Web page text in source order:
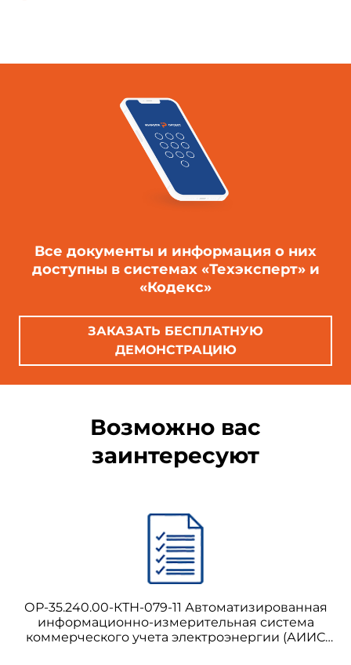
Все документы и информация о них
доступны в системах «Техэксперт» и
«Кодекс»
ЗАКАЗАТЬ БЕСПЛАТНУЮ
ДЕМОНСТРАЦИЮ
Возможно вас
заинтересуют
ОР-35.240.00-КТН-079-11 Автоматизированная
информационно-измерительная система
коммерческого учета электроэнергии (АИИС